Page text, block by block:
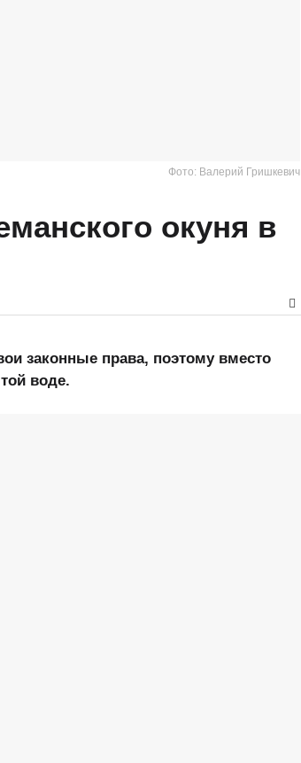
Фото: Валерий Гришкевич
окуня в
законные права, поэтому вместо
воде.